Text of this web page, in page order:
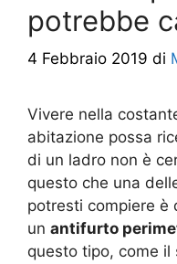
potrebbe
4 Febbraio 2019 di
Vivere nella
abitazione possa
di un ladro non è
questo che una
potresti compiere è
un antifurto
questo tipo, come il